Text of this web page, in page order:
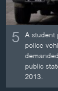
ລາຍການກະ
ຕິດຕາມພວກເຮົາ ທີ່
ພາສາຕ່າງໆ
5 A student
police
public
2013.